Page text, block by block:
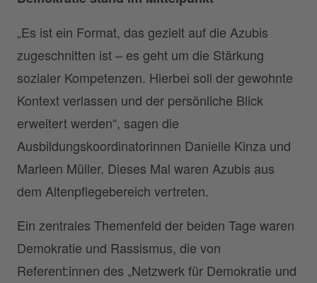
„Es ist ein Format, das gezielt auf die Azubis
zugeschnitten ist – es geht um die Stärkung
sozialer Kompetenzen. Hierbei soll der gewohnte
Kontext verlassen und der persönliche Blick
erweitert werden“, sagen die
Ausbildungskoordinatorinnen Danielle Kinza und
Marleen Müller. Dieses Mal waren Azubis aus
dem Altenpflegebereich vertreten.
Ein zentrales Themenfeld der beiden Tage waren
Demokratie und Rassismus, die von
Referent:innen des „Netzwerk für Demokratie und